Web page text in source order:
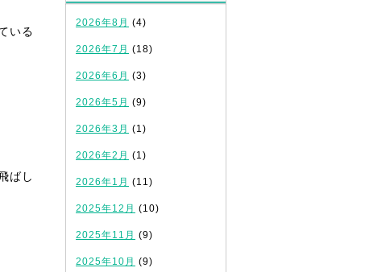
いる
ばし
2026年8月 (4)
2026年7月 (18)
2026年6月 (3)
2026年5月 (9)
2026年3月 (1)
2026年2月 (1)
2026年1月 (11)
2025年12月 (10)
2025年11月 (9)
2025年10月 (9)